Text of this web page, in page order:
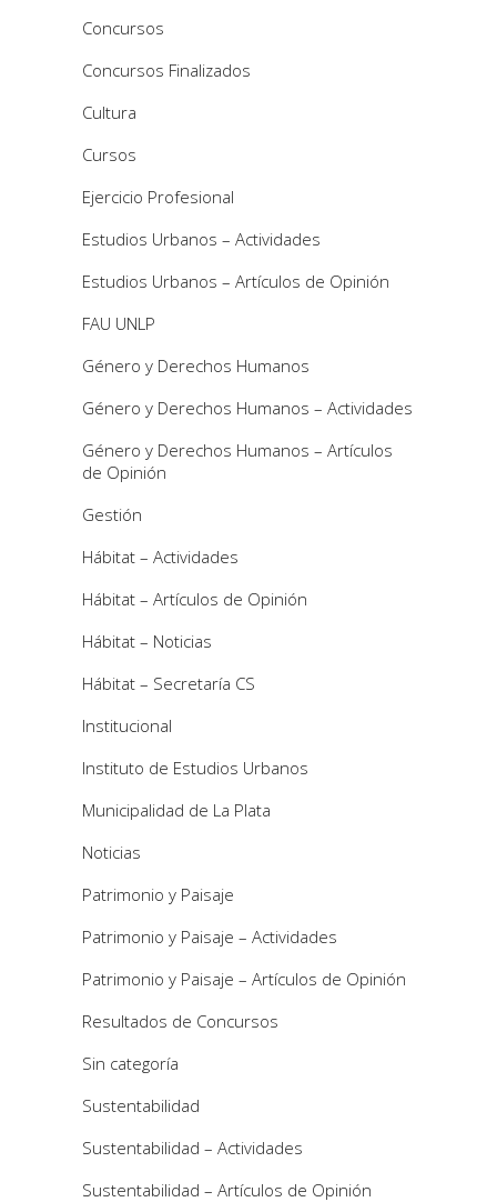
Concursos
Concursos Finalizados
Cultura
Cursos
Ejercicio Profesional
Estudios Urbanos – Actividades
Estudios Urbanos – Artículos de Opinión
FAU UNLP
Género y Derechos Humanos
Género y Derechos Humanos – Actividades
Género y Derechos Humanos – Artículos
de Opinión
Gestión
Hábitat – Actividades
Hábitat – Artículos de Opinión
Hábitat – Noticias
Hábitat – Secretaría CS
Institucional
Instituto de Estudios Urbanos
Municipalidad de La Plata
Noticias
Patrimonio y Paisaje
Patrimonio y Paisaje – Actividades
Patrimonio y Paisaje – Artículos de Opinión
Resultados de Concursos
Sin categoría
Sustentabilidad
Sustentabilidad – Actividades
Sustentabilidad – Artículos de Opinión